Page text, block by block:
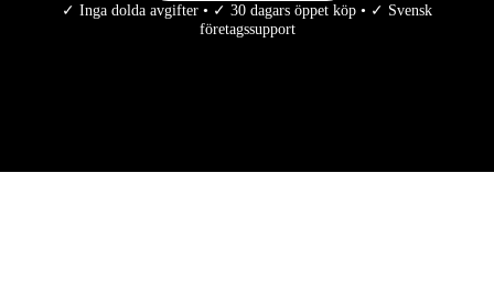
✓ Inga dolda avgifter • ✓ 30 dagars öppet köp • ✓ Svensk
företagssupport